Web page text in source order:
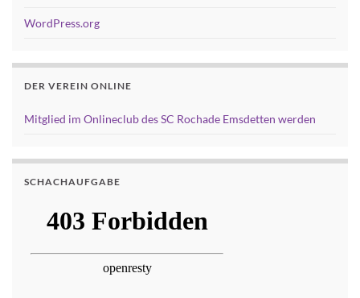
WordPress.org
DER VEREIN ONLINE
Mitglied im Onlineclub des SC Rochade Emsdetten werden
SCHACHAUFGABE